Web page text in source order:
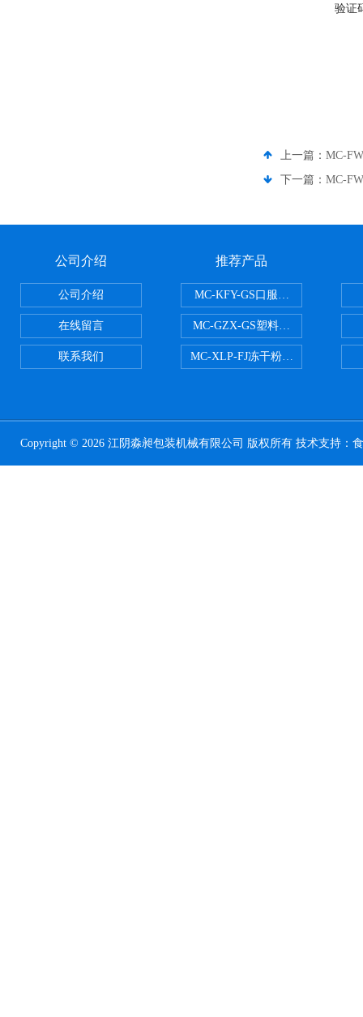
验证
上一篇： MC-
下一篇： MC-
公司介绍
公司介绍
在线留言
联系我们
推荐产品
MC-KFY-GS口服液灌装线
MC-GZX-GS塑料瓶高速跟踪式灌
MC-XLP-FJ冻干粉西林瓶灌装机
Copyright © 2026 江阴淼昶包装机械有限公司 版权所有 技术支持：